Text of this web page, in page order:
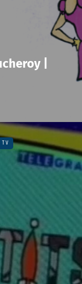
|
TV